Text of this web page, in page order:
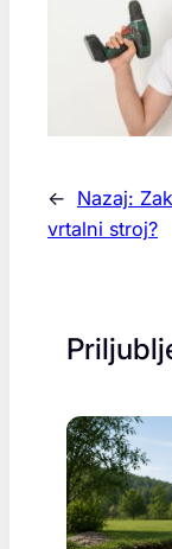
← Nazaj:
vrtalni stroj?